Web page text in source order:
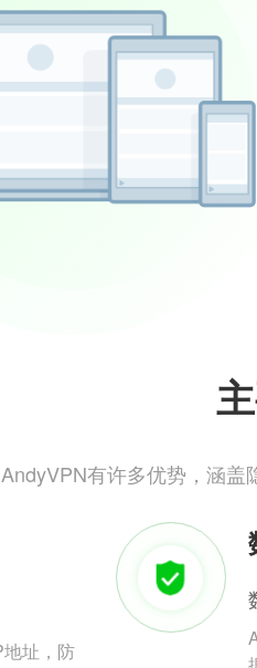
有许多优势，涵
址，防